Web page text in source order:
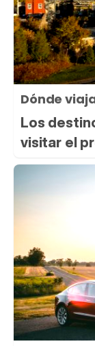
Dónde
Los
visitar el